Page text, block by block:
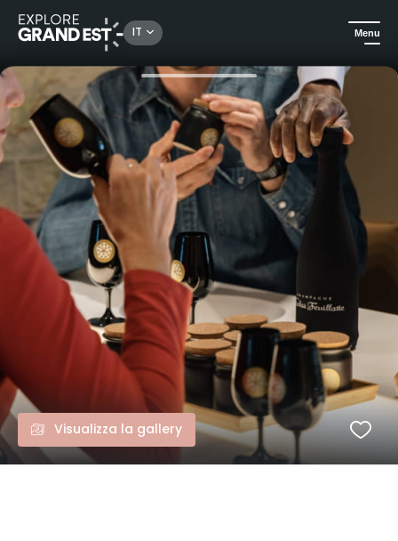
IT Menu
Gastronomia ed enoturismo Visita alla Casa dello Champagne Nicolas Feuillatte e laboratorio di degustazione alla cieca
Visualizza la gallery